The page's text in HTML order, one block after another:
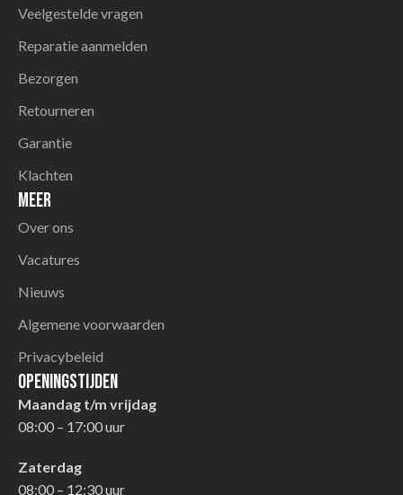
Veelgestelde vragen
Reparatie aanmelden
Bezorgen
Retourneren
Garantie
Klachten
Meer
Over ons
Vacatures
Nieuws
Algemene voorwaarden
Privacybeleid
Openingstijden
Maandag t/m vrijdag
08:00 – 17:00 uur
Zaterdag
08:00 – 12:30 uur